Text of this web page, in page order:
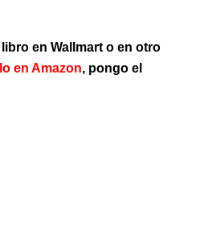
en Wallmart o en otro
en Amazon, pongo el